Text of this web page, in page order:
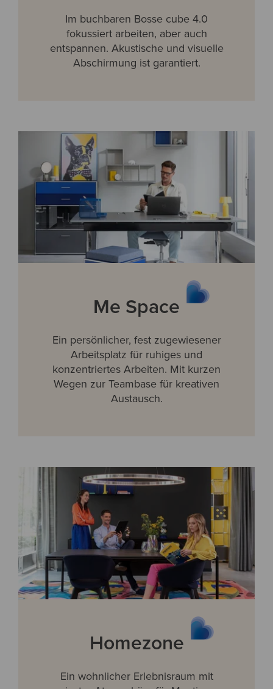
Im buchbaren Bosse cube 4.0
fokussiert arbeiten, aber auch
entspannen. Akustische und visuelle
Abschirmung ist garantiert.
Me Space
Ein persönlicher, fest zugewiesener
Arbeitsplatz für ruhiges und
konzentriertes Arbeiten. Mit kurzen
Wegen zur Teambase für kreativen
Austausch.
Homezone
Ein wohnlicher Erlebnisraum mit